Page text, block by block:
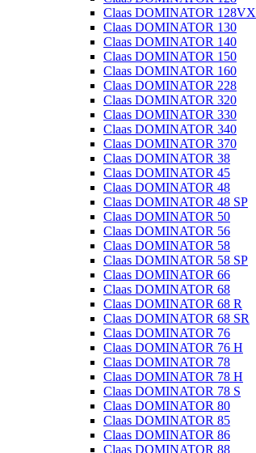
Claas DOMINATOR 128VX
Claas DOMINATOR 130
Claas DOMINATOR 140
Claas DOMINATOR 150
Claas DOMINATOR 160
Claas DOMINATOR 228
Claas DOMINATOR 320
Claas DOMINATOR 330
Claas DOMINATOR 340
Claas DOMINATOR 370
Claas DOMINATOR 38
Claas DOMINATOR 45
Claas DOMINATOR 48
Claas DOMINATOR 48 SP
Claas DOMINATOR 50
Claas DOMINATOR 56
Claas DOMINATOR 58
Claas DOMINATOR 58 SP
Claas DOMINATOR 66
Claas DOMINATOR 68
Claas DOMINATOR 68 R
Claas DOMINATOR 68 SR
Claas DOMINATOR 76
Claas DOMINATOR 76 H
Claas DOMINATOR 78
Claas DOMINATOR 78 H
Claas DOMINATOR 78 S
Claas DOMINATOR 80
Claas DOMINATOR 85
Claas DOMINATOR 86
Claas DOMINATOR 88